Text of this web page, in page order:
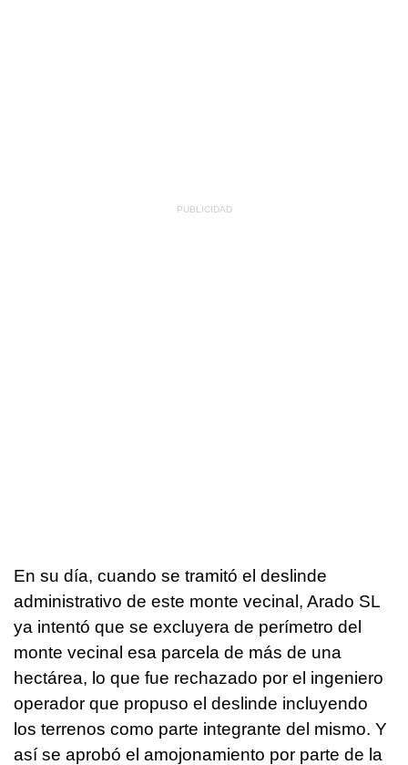
En su día, cuando se tramitó el deslinde
administrativo de este monte vecinal, Arado SL
ya intentó que se excluyera de perímetro del
monte vecinal esa parcela de más de una
hectárea, lo que fue rechazado por el ingeniero
operador que propuso el deslinde incluyendo
los terrenos como parte integrante del mismo. Y
así se aprobó el amojonamiento por parte de la